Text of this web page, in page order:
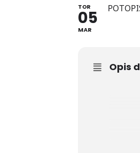
TOR
05
MAR
Opis